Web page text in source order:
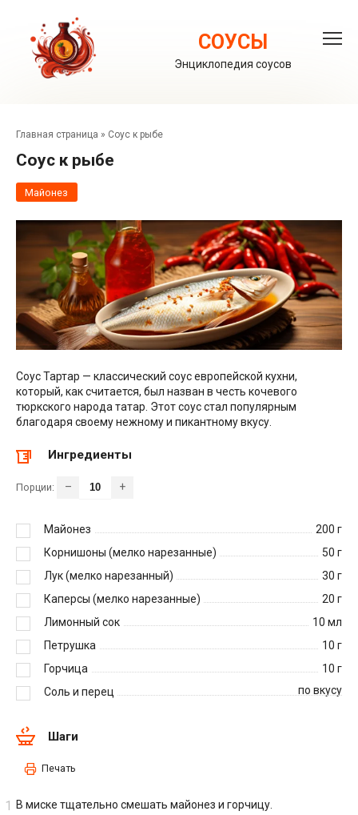
контенту
СОУСЫ
Энциклопедия соусов
Главная страница » Соус к рыбе
Соус к рыбе
Майонез
Соус Тартар — классический соус европейской кухни,
который, как считается, был назван в честь кочевого
тюркского народа татар. Этот соус стал популярным
благодаря своему нежному и пикантному вкусу.
Ингредиенты
Порции: – +
Майонез 200 г
Корнишоны (мелко нарезанные)
50 г
Лук (мелко нарезанный)
30 г
Каперсы (мелко нарезанные)
20 г
Лимонный сок
10 мл
Петрушка
10 г
Горчица
10 г
Соль и перец
по вкусу
Шаги
Печать
В миске тщательно смешать майонез и горчицу.